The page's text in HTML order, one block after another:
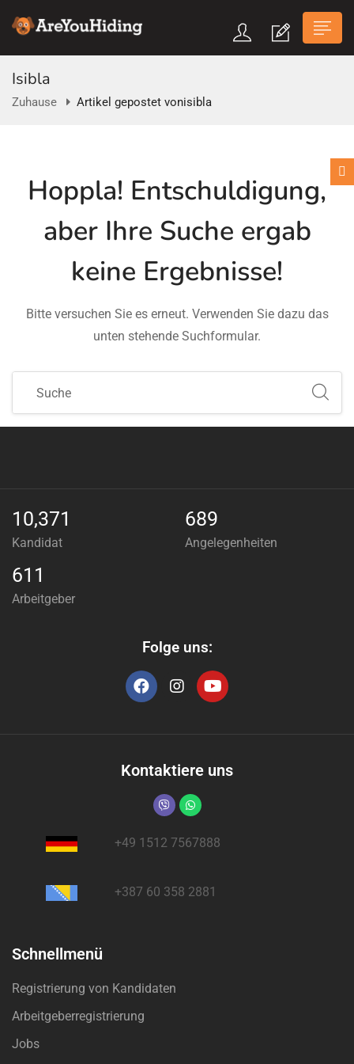
Isibla
Zuhause Artikel gepostet vonisibla
Hoppla! Entschuldigung,
aber Ihre Suche ergab
keine Ergebnisse!
Bitte versuchen Sie es erneut. Verwenden Sie dazu das
unten stehende Suchformular.
10,371
Kandidat
689
Angelegenheiten
611
Arbeitgeber
Folge uns:
Kontaktiere uns
+49 1512 7567888
+387 60 358 2881
Schnellmenü
Registrierung von Kandidaten
Arbeitgeberregistrierung
Jobs